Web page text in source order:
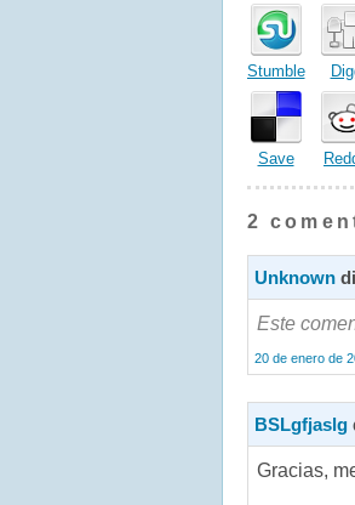
Stumble
Save
2
Unknown
Este
20 de enero de
BSLgfjaslg
Gracias,